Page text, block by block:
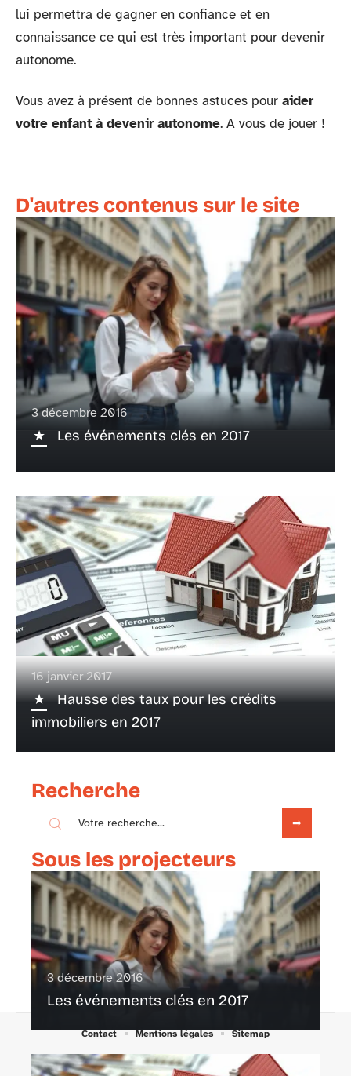
lui permettra de gagner en confiance et en
connaissance ce qui est très important pour devenir
autonome.
Vous avez à présent de bonnes astuces pour aider
votre enfant à devenir autonome. A vous de jouer !
D'autres contenus sur le site
3 décembre 2016
Les événements clés en 2017
16 janvier 2017
Hausse des taux pour les crédits
immobiliers en 2017
Recherche
Sous les projecteurs
3 décembre 2016
Les événements clés en 2017
© 2025 | e-citynet.com
Contact Mentions légales Sitemap